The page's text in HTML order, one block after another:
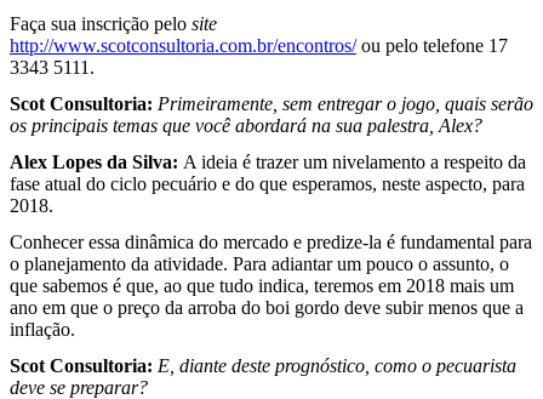
Faça sua inscrição pelo site
http://www.scotconsultoria.com.br/encontros/ou pelo telefone 17
3343 5111.
Scot Consultoria: Primeiramente, sem entregar o jogo, quais serão
os principais temas que você abordará na sua palestra, Alex?
Alex Lopes da Silva: A ideia é trazer um nivelamento a respeito da
fase atual do ciclo pecuário e do que esperamos, neste aspecto, para
2018.
Conhecer essa dinâmica do mercado e predize-la é fundamental para
o planejamento da atividade. Para adiantar um pouco o assunto, o
que sabemos é que, ao que tudo indica, teremos em 2018 mais um
ano em que o preço da arroba do boi gordo deve subir menos que a
inflação.
Scot Consultoria: E, diante deste prognóstico, como o pecuarista
deve se preparar?